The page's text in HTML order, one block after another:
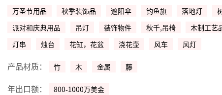
万圣节用品
秋季装饰品 遮阳伞 钓鱼旗 落地灯
派对和庆典用品
吊灯 装饰物件 秋千,吊椅 木制工艺
灯串
烛台 花缸，花盆 浇花壶 风车 风灯
产品材质： 竹 木 金属 藤
年出口额： 800-1000万美金